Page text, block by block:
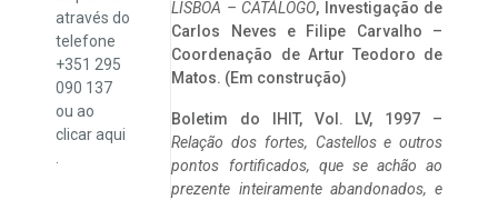
através do
telefone
+351 295
090 137
ou ao
clicaraqui
LISBOA – CATÁLOGO, Investigação de
Carlos Neves e Filipe Carvalho –
Coordenação de Artur Teodoro de
Matos. (Em construção)
Boletim do IHIT, Vol. LV, 1997 –
Relação dos fortes, Castellos e outros
pontos fortificados, que se achão ao
prezente inteiramente abandonados, e